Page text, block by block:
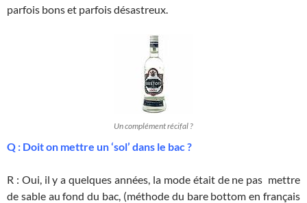
parfois bons et parfois désastreux.
Un complément récifal ?
Q : Doit on mettre un ‘sol’ dans le bac ?
R : Oui, il y a quelques années, la mode était de ne pas mettre
de sable au fond du bac, (méthode du bare bottom en français